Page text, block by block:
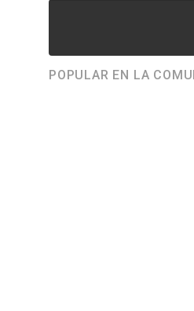
POPULAR EN LA